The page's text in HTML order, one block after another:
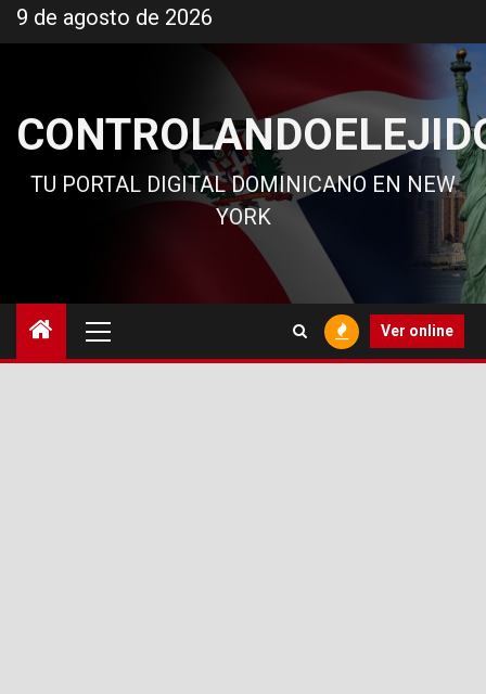
al
9 de agosto de 2026
TU PORTAL DIGITAL DOMINICANO EN NEW
YORK
principal
Ver online